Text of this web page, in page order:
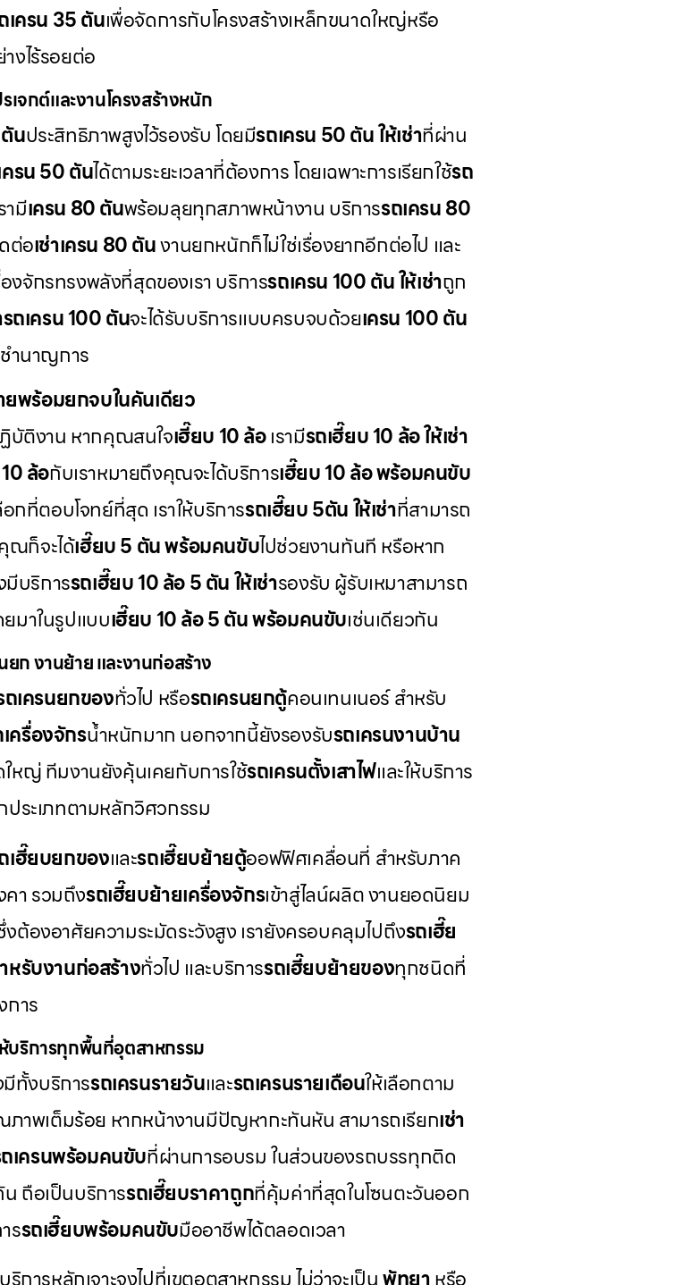
เครน 35 ตันเพื่อจัดการกับโครงสร้างเหล็กขนาดใหญ่หรือ
งไร้รอยต่อ
เจกต์และงานโครงสร้างหนัก
นประสิทธิภาพสูงไว้รองรับ โดยมีรถเครน 50 ตัน ให้เช่าที่ผ่าน
ครน 50 ตันได้ตามระยะเวลาที่ต้องการ โดยเฉพาะการเรียกใช้รถ
ามีเครน 80 ตันพร้อมลุยทุกสภาพหน้างาน บริการรถเครน 80
ต่อเช่าเครน 80 ตันงานยกหนักก็ไม่ใช่เรื่องยากอีกต่อไป และ
งจักรทรงพลังที่สุดของเรา บริการรถเครน 100 ตัน ให้เช่าถูก
รถเครน 100 ตันจะได้รับบริการแบบครบจบด้วยเครน 100 ตัน
ำนาญการ
ยพร้อมยกจบในคันเดียว
บัติงาน หากคุณสนใจเฮี๊ยบ 10 ล้อเรามีรถเฮี๊ยบ 10 ล้อ ให้เช่า
ล้อกับเราหมายถึงคุณจะได้บริการเฮี๊ยบ 10 ล้อ พร้อมคนขับ
กที่ตอบโจทย์ที่สุด เราให้บริการรถเฮี๊ยบ 5ตัน ให้เช่าที่สามารถ
ณก็จะได้เฮี๊ยบ 5 ตัน พร้อมคนขับไปช่วยงานทันที หรือหาก
มีบริการรถเฮี๊ยบ 10 ล้อ 5 ตัน ให้เช่ารองรับ ผู้รับเหมาสามารถ
ยมาในรูปแบบเฮี๊ยบ 10 ล้อ 5 ตัน พร้อมคนขับเช่นเดียวกัน
งานย้าย และงานก่อสร้าง
ถเครนยกของทั่วไป หรือรถเครนยกตู้คอนเทนเนอร์ สำหรับ
ครื่องจักรน้ำหนักมาก นอกจากนี้ยังรองรับรถเครนงานบ้าน
หญ่ ทีมงานยังคุ้นเคยกับการใช้รถเครนตั้งเสาไฟและให้บริการ
ประเภทตามหลักวิศวกรรม
เฮี๊ยบยกของและรถเฮี๊ยบย้ายตู้ออฟฟิศเคลื่อนที่ สำหรับภาค
คา รวมถึงรถเฮี๊ยบย้ายเครื่องจักรเข้าสู่ไลน์ผลิต งานยอดนิยม
งต้องอาศัยความระมัดระวังสูง เรายังครอบคลุมไปถึงรถเฮี๊ย
หรับงานก่อสร้างทั่วไป และบริการรถเฮี๊ยบย้ายของทุกชนิดที่
าร
บริการทุกพื้นที่อุตสาหกรรม
มีทั้งบริการรถเครนรายวันและรถเครนรายเดือนให้เลือกตาม
าพเต็มร้อย หากหน้างานมีปัญหากะทันหัน สามารถเรียกเช่า
เครนพร้อมคนขับที่ผ่านการอบรม ในส่วนของรถบรรทุกติด
น ถือเป็นบริการรถเฮี๊ยบราคาถูกที่คุ้มค่าที่สุดในโซนตะวันออก
รรถเฮี๊ยบพร้อมคนขับมืออาชีพได้ตลอดเวลา